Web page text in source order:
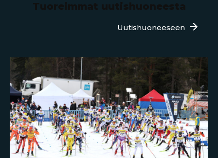
Tuoreimmat uutishuoneesta
Uutishuoneeseen